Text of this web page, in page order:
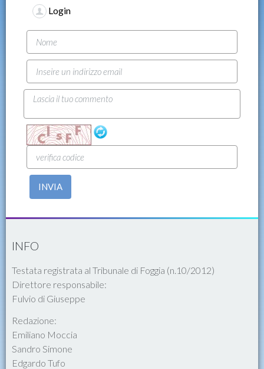
Login
INVIA
INFO
Testata registrata al Tribunale di Foggia (n.10/2012)
Direttore responsabile:
Fulvio di Giuseppe
Redazione:
Emiliano Moccia
Sandro Simone
Edgardo Tufo